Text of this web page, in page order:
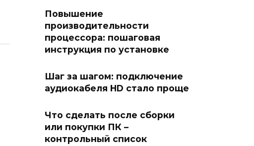
Повышение
производительности
процессора: пошаговая
инструкция по установке
Шаг за шагом: подключение
аудиокабеля HD стало проще
Что сделать после сборки
или покупки ПК –
контрольный список